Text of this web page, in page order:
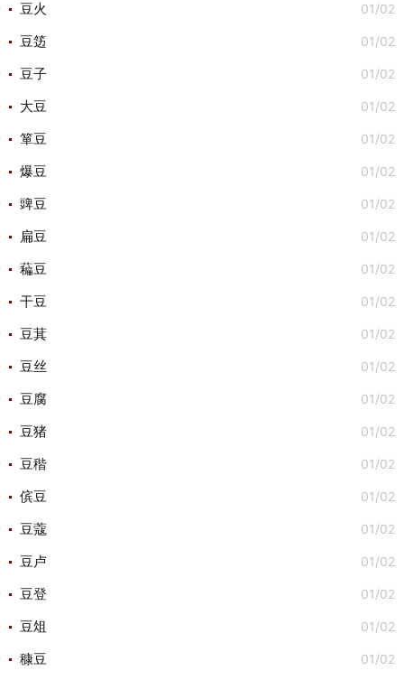
01/02
豆火
01/02
豆笾
01/02
豆子
01/02
大豆
01/02
箪豆
01/02
爆豆
01/02
豍豆
01/02
扁豆
01/02
藊豆
01/02
干豆
01/02
豆萁
01/02
豆丝
01/02
豆腐
01/02
豆猪
01/02
豆稭
01/02
傧豆
01/02
豆蔻
01/02
豆卢
01/02
豆登
01/02
豆俎
01/02
穅豆